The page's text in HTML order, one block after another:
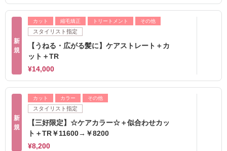
新
規
カット 縮毛矯正 トリートメント その他
スタイリスト指定
【うねる・広がる髪に】ケアストレート＋カ
ット＋TR
¥14,000
新
規
カット カラー その他
スタイリスト指定
【三好限定】☆ケアカラー☆＋似合わせカッ
ト＋TR￥11600→￥8200
¥8,200